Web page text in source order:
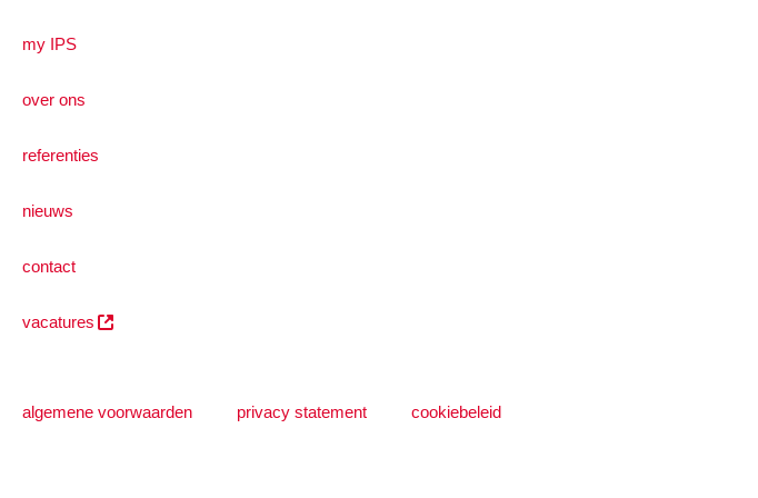
my IPS
over ons
referenties
nieuws
contact
vacatures
algemene voorwaarden privacy statement cookiebeleid